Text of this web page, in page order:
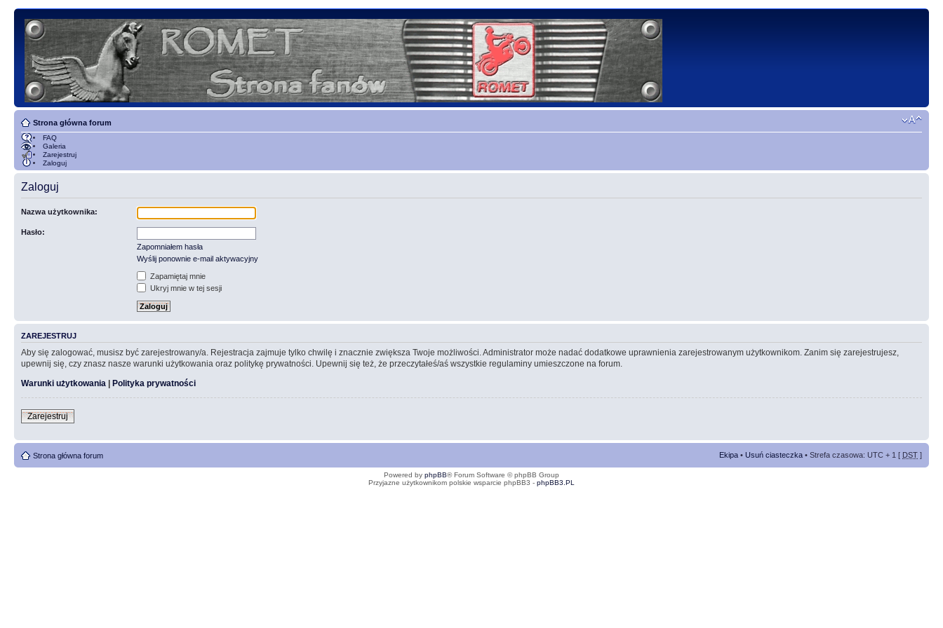
Strona główna forum
FAQ
Galeria
Zarejestruj
Zaloguj
Zaloguj
Nazwa użytkownika:
Hasło:
Zapomniałem hasła
Wyślij ponownie e-mail aktywacyjny
Zapamiętaj mnie
Ukryj mnie w tej sesji
ZAREJESTRUJ
Aby się zalogować, musisz być zarejestrowany/a. Rejestracja zajmuje tylko chwilę i znacznie zwiększa Twoje możliwości. Administrator może nadać dodatkowe uprawnienia zarejestrowanym użytkownikom. Zanim się zarejestrujesz,
upewnij się, czy znasz nasze warunki użytkowania oraz politykę prywatności. Upewnij się też, że przeczytałeś/aś wszystkie regulaminy umieszczone na forum.
Warunki użytkowania | Polityka prywatności
Zarejestruj
Strona główna forum Ekipa • Usuń ciasteczka • Strefa czasowa: UTC + 1 [ DST ]
Powered by phpBB® Forum Software © phpBB Group
Przyjazne użytkownikom polskie wsparcie phpBB3 - phpBB3.PL